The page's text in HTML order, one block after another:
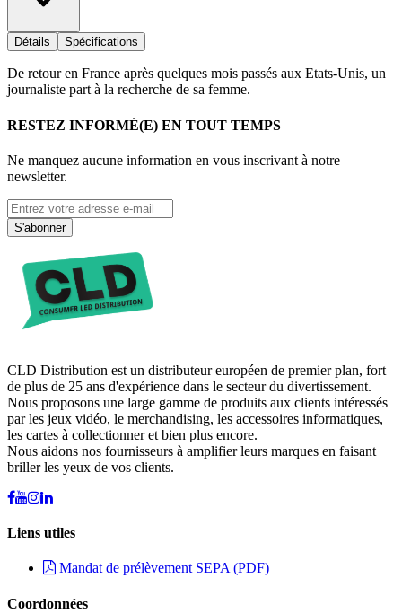
Détails Spécifications
De retour en France après quelques mois passés aux Etats-Unis, un
journaliste part à la recherche de sa femme.
RESTEZ INFORMÉ(E) EN TOUT TEMPS
Ne manquez aucune information en vous inscrivant à notre
newsletter.
S'abonner
CLD Distribution est un distributeur européen de premier plan, fort
de plus de 25 ans d'expérience dans le secteur du divertissement.
Nous proposons une large gamme de produits aux clients intéressés
par les jeux vidéo, le merchandising, les accessoires informatiques,
les cartes à collectionner et bien plus encore.
Nous aidons nos fournisseurs à amplifier leurs marques en faisant
briller les yeux de vos clients.
Liens utiles
Mandat de prélèvement SEPA (PDF)
Coordonnées